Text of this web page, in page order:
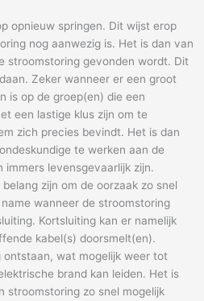
opnieuw springen. Dit wijst erop
nog aanwezig is. Het is dan van
stroomstoring gevonden wordt. Dit
Zeker wanneer er een groot
is op de groep(en) die een
een lastige klus zijn om te
zich precies bevindt. Het is dan
te werken aan de
levensgevaarlijk zijn.
zijn om de oorzaak zo snel
wanneer de stroomstoring
Kortsluiting kan er namelijk
kabel(s) doorsmelt(en).
wat mogelijk weer tot
brand kan leiden. Het is
stroomstoring zo snel mogelijk